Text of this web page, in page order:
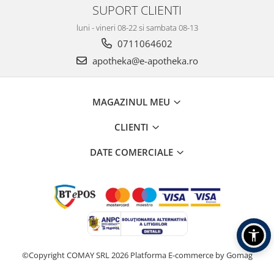
SUPORT CLIENTI
luni - vineri 08-22 si sambata 08-13
0711064602
apotheka@e-apotheka.ro
MAGAZINUL MEU
CLIENTI
DATE COMERCIALE
©Copyright COMAY SRL 2026 Platforma E-commerce by Gomag